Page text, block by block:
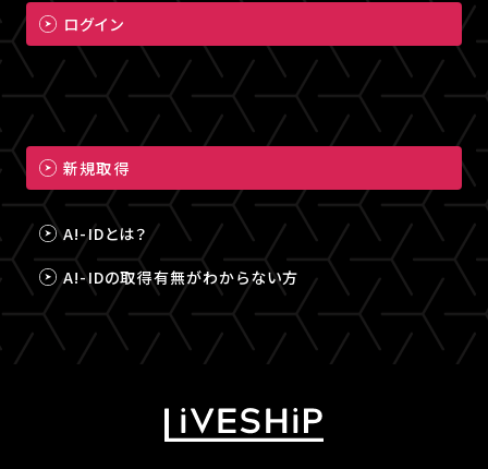
ログイン
新規取得
A!-IDとは？
A!-IDの取得有無がわからない方